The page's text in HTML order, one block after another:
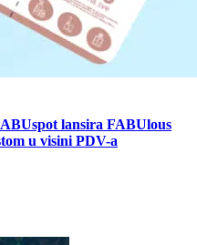
lansira FABUlous
u visini PDV-a